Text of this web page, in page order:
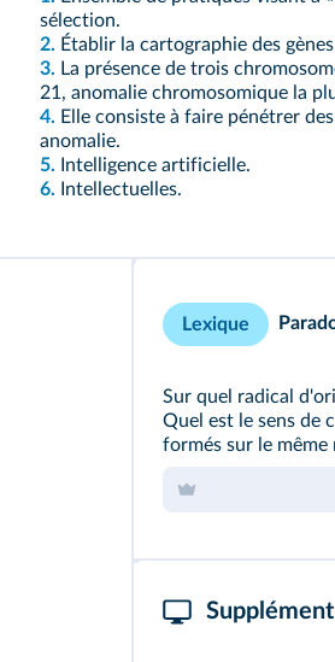
sélection.
2. Établir la cartographie des
3. La présence de trois
21, anomalie chromosomique la
4. Elle consiste à faire pénétrer
anomalie.
5.
Intelligence artificielle.
6.
Intellectuelles.
Lexique
Sur quel radical
Quel est le sens de
formés sur le même